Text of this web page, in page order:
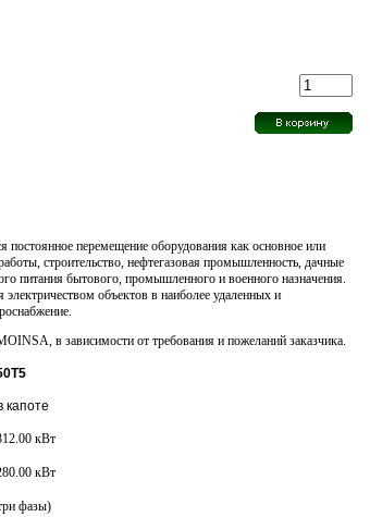
постоянное перемещение оборудования как основное или
строительство, нефтегазовая промышленность, дачные
питания бытового, промышленного и военного назначения.
объектов в наиболее удаленных и
в зависимости от требования и пожеланий заказчика.
капоте
кВт
кВт
фазы)